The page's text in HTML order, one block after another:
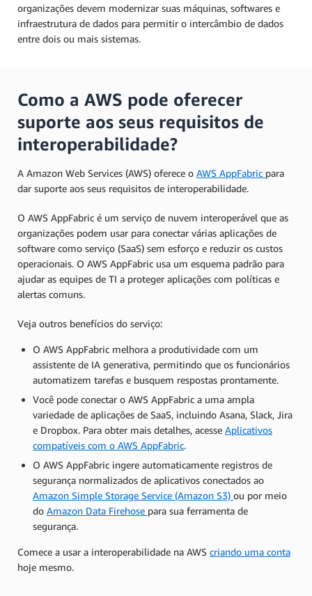
organizações devem modernizar suas máquinas, softwares e
infraestrutura de dados para permitir o intercâmbio de dados
entre dois ou mais sistemas.
Como a AWS pode oferecer
suporte aos seus requisitos de
interoperabilidade?
A Amazon Web Services (AWS) oferece o AWS AppFabric para
dar suporte aos seus requisitos de interoperabilidade.
O AWS AppFabric é um serviço de nuvem interoperável que as
organizações podem usar para conectar várias aplicações de
software como serviço (SaaS) sem esforço e reduzir os custos
operacionais. O AWS AppFabric usa um esquema padrão para
ajudar as equipes de TI a proteger aplicações com políticas e
alertas comuns.
Veja outros benefícios do serviço:
O AWS AppFabric melhora a produtividade com um
assistente de IA generativa, permitindo que os funcionários
automatizem tarefas e busquem respostas prontamente.
Você pode conectar o AWS AppFabric a uma ampla
variedade de aplicações de SaaS, incluindo Asana, Slack, Jira
e Dropbox. Para obter mais detalhes, acesse Aplicativos
compatíveis com o AWS AppFabric.
O AWS AppFabric ingere automaticamente registros de
segurança normalizados de aplicativos conectados ao
Amazon Simple Storage Service (Amazon S3) ou por meio
do Amazon Data Firehose para sua ferramenta de
segurança.
Comece a usar a interoperabilidade na AWS criando uma conta
hoje mesmo.